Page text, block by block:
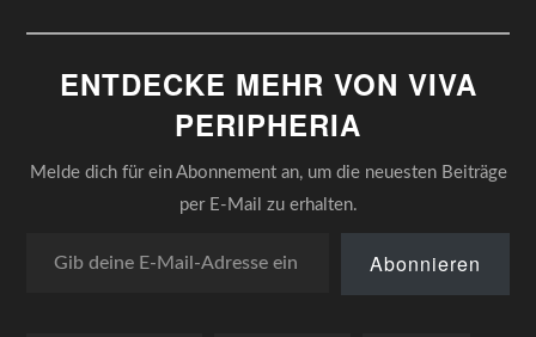
ENTDECKE MEHR VON VIVA
PERIPHERIA
Melde dich für ein Abonnement an, um die neuesten Beiträge
per E-Mail zu erhalten.
Abonnieren